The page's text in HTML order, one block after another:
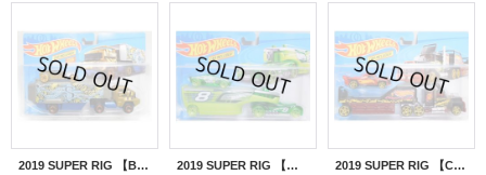
2019 SUPER RIG 【BANK ROLLER】 FLAT GOLD-GRAY/PR5
2019 SUPER RIG 【WINGSTORM】 CREAR GREEN-LT.GREEN/O5 (ホイール・バリエーション）
2019 SUPER RIG 【CREW CARRIER】 RED-BLACK/PR5